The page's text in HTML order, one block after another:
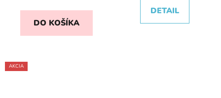
DO KOŠÍKA
DETAIL
AKCIA